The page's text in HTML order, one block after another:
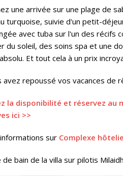
une arrivée sur une plage de
turquoise, suivie d'un petit-
avec tuba sur l'un des récifs
du soleil, des soins spa et une
Et tout cela à un prix
avez repoussé vos vacances de
la disponibilité et réservez au
ici >>
sur Complexe